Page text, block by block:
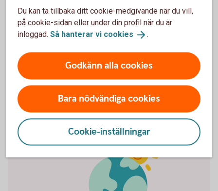
Spara till pensionen
Få tips på hur du kan påverka din pension. Kom igång
och spara till pensionen redan idag.
pension
Du kan ta tillbaka ditt cookie-medgivande när du vill,
på cookie-sidan eller under din profil när du är
inloggad. Så hanterar vi cookies .
Godkänn alla cookies
Bara nödvändiga cookies
Cookie-inställningar